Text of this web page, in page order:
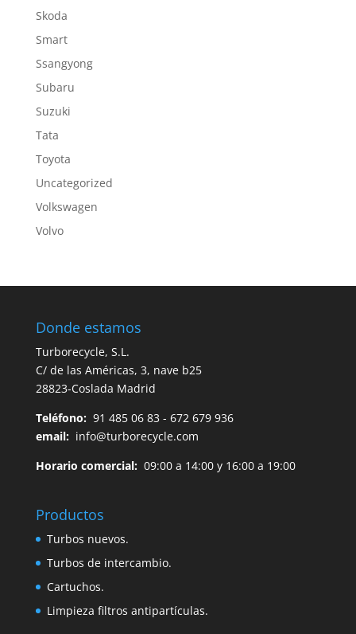
Skoda
Smart
Ssangyong
Subaru
Suzuki
Tata
Toyota
Uncategorized
Volkswagen
Volvo
Donde estamos
Turborecycle, S.L.
C/ de las Américas, 3, nave b25
28823-Coslada Madrid
Teléfono: 91 485 06 83 - 672 679 936
email: info@turborecycle.com
Horario comercial:09:00 a 14:00 y 16:00 a 19:00
Productos
Turbos nuevos.
Turbos de intercambio.
Cartuchos.
Limpieza filtros antipartículas.